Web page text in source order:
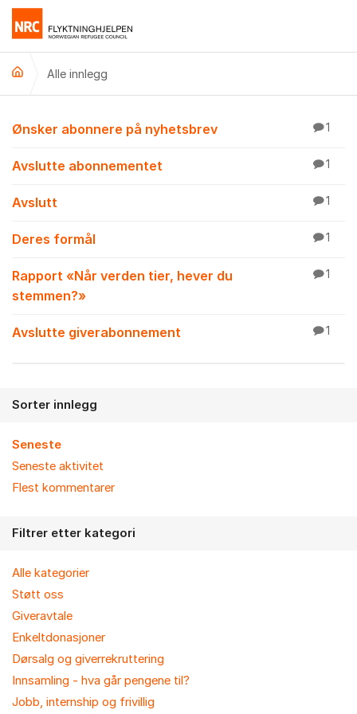
Gå til innhold
Alle innlegg
Alle innlegg
Ønsker abonnere på nyhetsbrev 1
Avslutte abonnementet 1
Avslutt 1
Deres formål 1
Rapport «Når verden tier, hever du
stemmen?»
1
Avslutte giverabonnement 1
Sorter innlegg
Seneste
Seneste aktivitet
Flest kommentarer
Filtrer etter kategori
Alle kategorier
Støtt oss
Giveravtale
Enkeltdonasjoner
Dørsalg og giverrekruttering
Innsamling - hva går pengene til?
Jobb, internship og frivillig